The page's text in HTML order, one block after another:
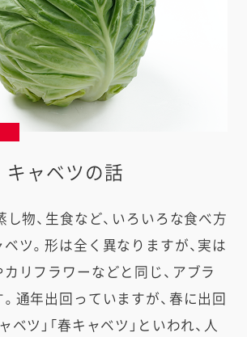
キャベツの話
し物、生食など、いろいろな食べ方
ツ。形は全く異なりますが、実は
リフラワーなどと同じ、アブラ
通年出回っていますが、春に出回
ベツ」「春キャベツ」といわれ、人